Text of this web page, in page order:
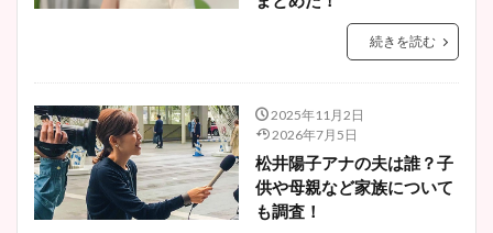
続きを読む
2025年11月2日
2026年7月5日
松井陽子アナの夫は誰？子
供や母親など家族について
も調査！